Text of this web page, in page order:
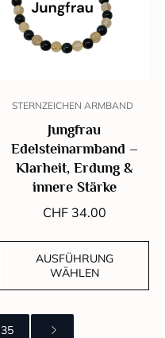
STERNZEICHEN ARMBAND
Jungfrau
Edelsteinarmband –
Klarheit, Erdung &
innere Stärke
CHF34.00
AUSFÜHRUNG
WÄHLEN
35